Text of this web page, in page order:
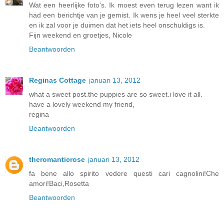
Wat een heerlijke foto's. Ik moest even terug lezen want ik
had een berichtje van je gemist. Ik wens je heel veel sterkte
en ik zal voor je duimen dat het iets heel onschuldigs is.
Fijn weekend en groetjes, Nicole
Beantwoorden
Reginas Cottage januari 13, 2012
what a sweet post.the puppies are so sweet.i love it all.
have a lovely weekend my friend,
regina
Beantwoorden
theromanticrose januari 13, 2012
fa bene allo spirito vedere questi cari cagnolini!Che
amori!Baci,Rosetta
Beantwoorden